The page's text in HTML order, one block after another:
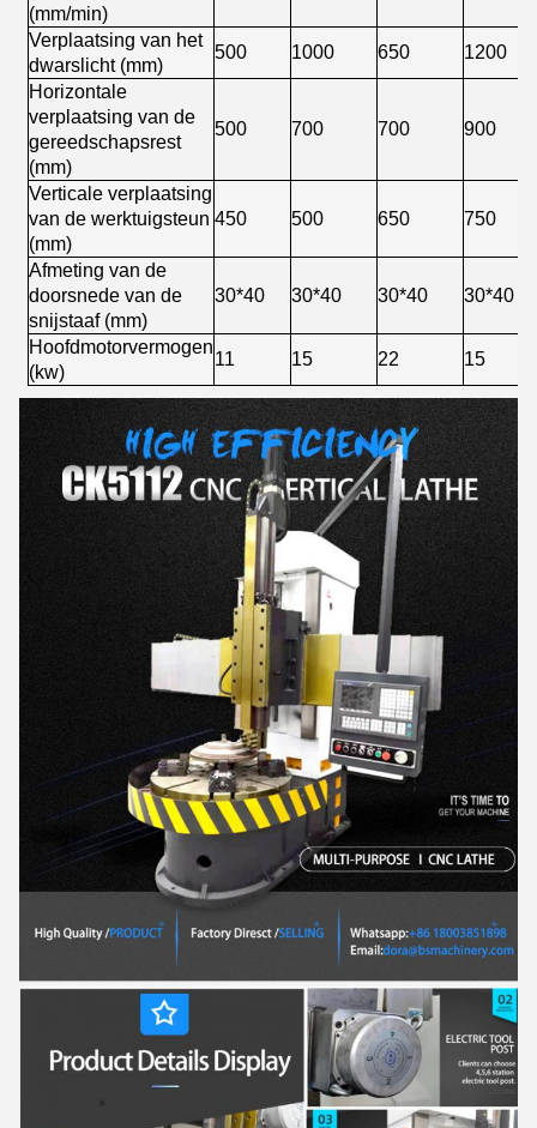
(mm/min)
Verplaatsing van het
dwarslicht (mm)
500 1000 650
1200
Horizontale
verplaatsing van de
gereedschapsrest
(mm)
500 700 700 900
Verticale verplaatsing
van de werktuigsteun
(mm)
450 500 650 750
Afmeting van de
doorsnede van de
snijstaaf (mm)
30*40 30*40 30*40 30*40
Hoofdmotorvermogen
(kw)
11 15 22 15